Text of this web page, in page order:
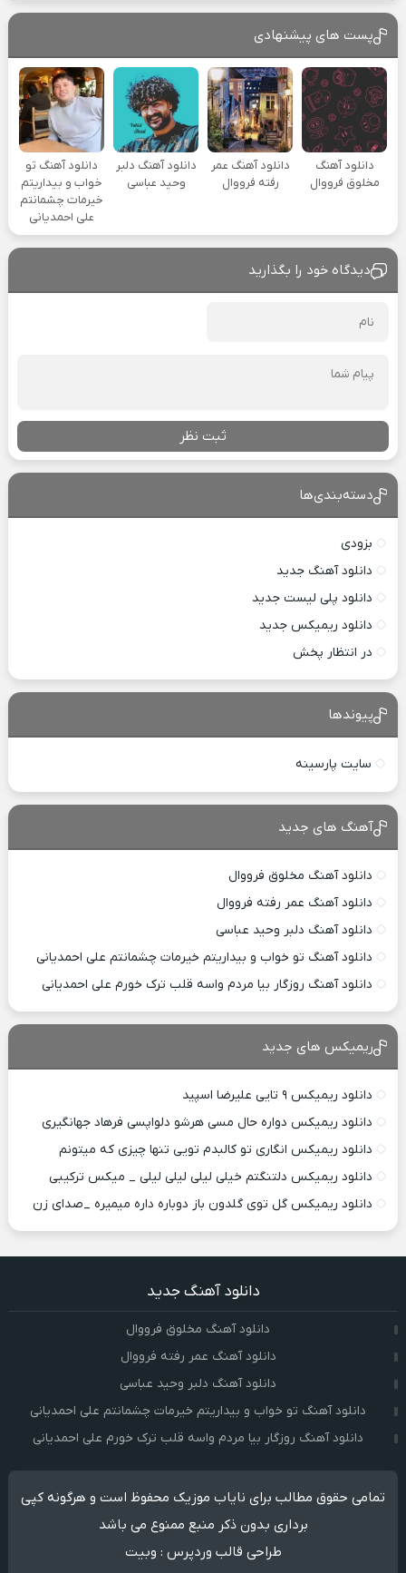
پست های پیشنهادی
دانلود آهنگ
مخلوق فرووال
دانلود آهنگ عمر
رفته فرووال
دانلود آهنگ دلبر
وحید عباسی
دانلود آهنگ تو
خواب و بیداریتم
خیرمات چشمانتم
علی احمدیانی
دیدگاه خود را بگذارید
ثبت نظر
دسته‌بندی‌ها
بزودی
دانلود آهنگ جدید
دانلود پلی لیست جدید
دانلود ریمیکس جدید
در انتظار پخش
پیوندها
سایت پارسینه
آهنگ های جدید
دانلود آهنگ مخلوق فرووال
دانلود آهنگ عمر رفته فرووال
دانلود آهنگ دلبر وحید عباسی
دانلود آهنگ تو خواب و بیداریتم خیرمات چشمانتم علی احمدیانی
دانلود آهنگ روزگار بیا مردم واسه قلب ترک خورم علی احمدیانی
ریمیکس های جدید
دانلود ریمیکس ۹ تایی علیرضا اسپید
دانلود ریمیکس دواره حال مسی هرشو دلواپسی فرهاد جهانگیری
دانلود ریمیکس انگاری تو کالبدم تویی تنها چیزی که میتونم
دانلود ریمیکس دلتنگتم خیلی لیلی لیلی لیلی _ میکس ترکیبی
دانلود ریمیکس گل توی گلدون باز دوباره داره میمیره _صدای زن
دانلود آهنگ جدید
دانلود آهنگ مخلوق فرووال
دانلود آهنگ عمر رفته فرووال
دانلود آهنگ دلبر وحید عباسی
دانلود آهنگ تو خواب و بیداریتم خیرمات چشمانتم علی احمدیانی
دانلود آهنگ روزگار بیا مردم واسه قلب ترک خورم علی احمدیانی
تمامی حقوق مطالب برای نایاب موزیک محفوظ است و هرگونه کپی
برداری بدون ذکر منبع ممنوع می باشد
طراحی قالب وردپرس : وبیت